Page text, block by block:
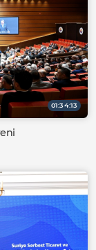
01:34:13